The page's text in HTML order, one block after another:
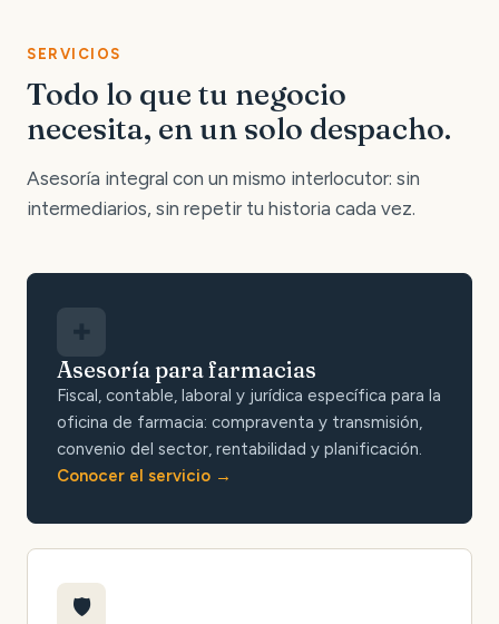
SERVICIOS
Todo lo que tu negocio
necesita, en un solo despacho.
Asesoría integral con un mismo interlocutor: sin
intermediarios, sin repetir tu historia cada vez.
Asesoría para farmacias
Fiscal, contable, laboral y jurídica específica para la
oficina de farmacia: compraventa y transmisión,
convenio del sector, rentabilidad y planificación.
Conocer el servicio
🛡️